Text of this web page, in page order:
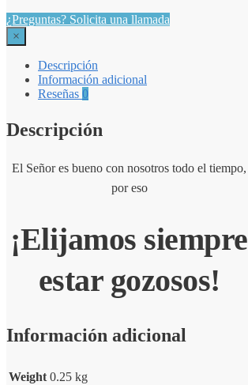
¿Preguntas? Solicita una llamada
×
Descripción
Información adicional
Reseñas 0
Descripción
El Señor es bueno con nosotros todo el tiempo,
por eso
¡Elijamos siempre
estar gozosos!
Información adicional
Weight 0.25 kg